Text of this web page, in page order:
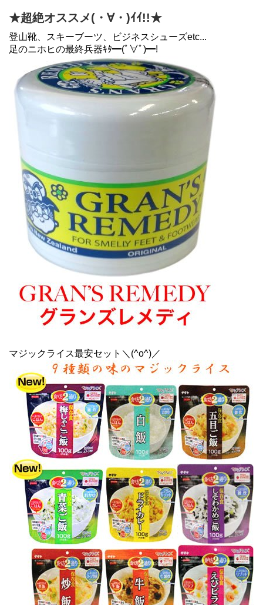
★超絶オススメ(・∀・)ｲｲ!!★
登山靴、スキーブーツ、ビジネスシューズetc...
足のニホヒの最終兵器ｷﾀ━(ﾟ∀ﾟ)━!
マジックライス最安セット＼(^o^)／